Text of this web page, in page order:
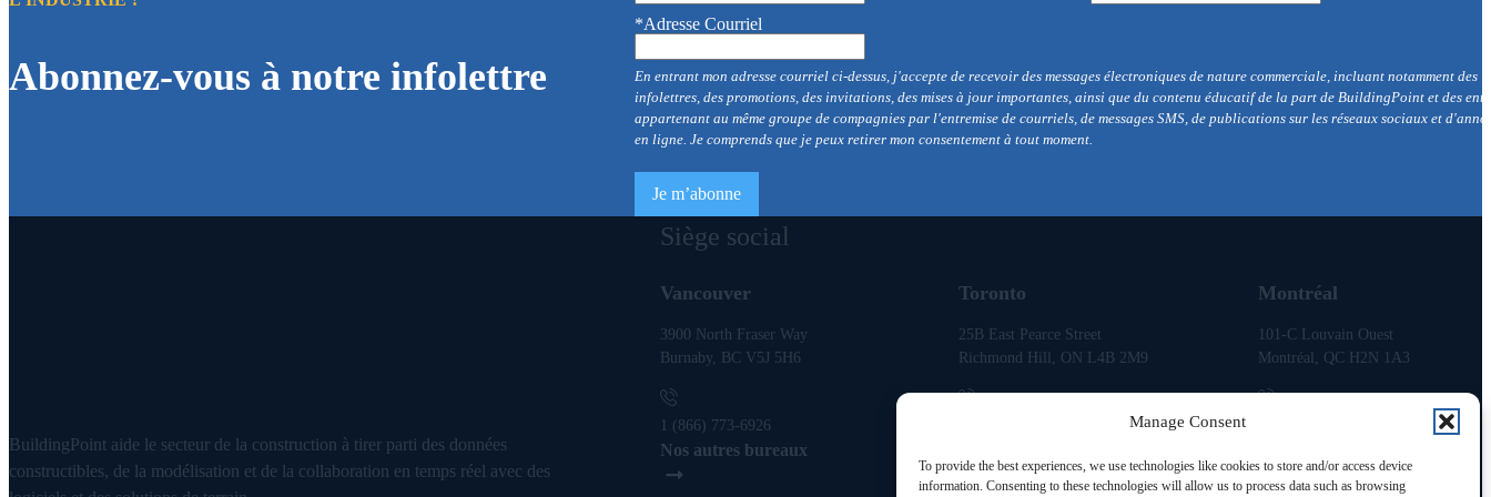
Manage Consent
To provide the best experiences, we use technologies like cookies to store and/or access device
information. Consenting to these technologies will allow us to process data such as browsing
Abonnez-vous à notre infolettre
*Adresse Courriel
En entrant mon adresse courriel ci-dessus, j'accepte de recevoir des messages électroniques de nature commerciale, incluant notamment des
infolettres, des promotions, des invitations, des mises à jour importantes, ainsi que du contenu éducatif de la part de BuildingPoint et des
appartenant au même groupe de compagnies par l'entremise de courriels, de messages SMS, de publications sur les réseaux sociaux et
en ligne. Je comprends que je peux retirer mon consentement à tout moment.
BuildingPoint aide le secteur de la construction à tirer parti des données
constructibles, de la modélisation et de la collaboration en temps réel avec des
Siège social
Vancouver
3900 North Fraser Way
Burnaby, BC V5J 5H6
1 (866) 773-6926
Toronto
25B East Pearce Street
Richmond Hill, ON L4B 2M9
Montréal
101-C Louvain Ouest
Montréal, QC H2N 1A3
Nos autres bureaux